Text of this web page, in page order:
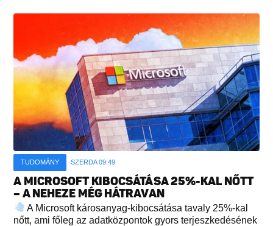
TUDOMÁNY SZERDA 09:49
A MICROSOFT KIBOCSÁTÁSA 25%-KAL NŐTT
– A NEHEZE MÉG HÁTRAVAN
A Microsoft károsanyag-kibocsátása tavaly 25%-kal
nőtt, ami főleg az adatközpontok gyors terjeszkedésének